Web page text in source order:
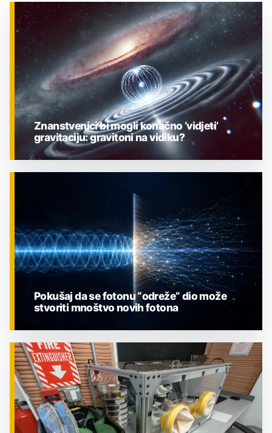
Znanstvenici bi mogli konačno ‘vidjeti’
gravitaciju: gravitoni na vidiku?
ZNANOST
Pokušaj da se fotonu “odreže” dio može
stvoriti mnoštvo novih fotona